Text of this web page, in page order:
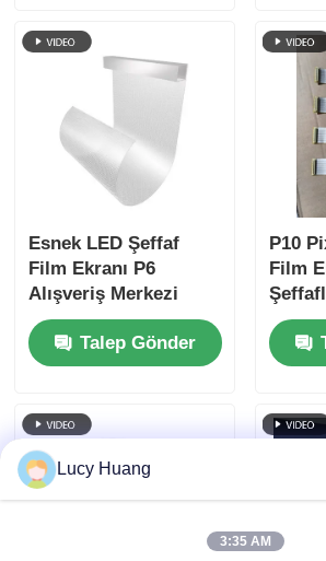
Esnek LED Şeffaf
Film Ekranı P6
Alışveriş Merkezi
Pencere Perakende
Reklamı için Ultra
İnce Cam Ekranı
Talep Gönder
P10
Film
Max
Lucy Huang
3:35 AM